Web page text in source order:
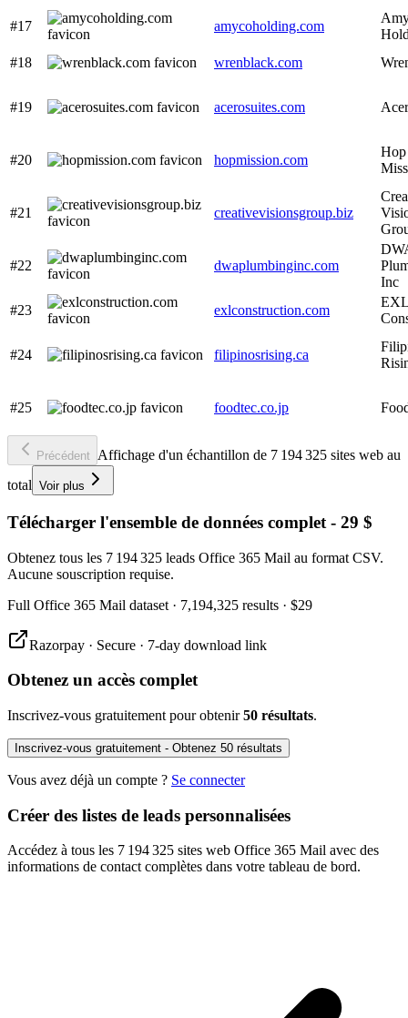
#17 amycoholding.com
#18
wrenblack.com
#19 acerosuites.com
#20 hopmission.com
Hop
#21 creativevisionsgroup.biz
#22 dwaplumbinginc.com
Inc
#23
exlconstruction.com
EXL
#24 filipinosrising.ca
#25 foodtec.co.jp
Précédent Affichage d'un échantillon de 7 194 325 sites web au
total Voir plus
Télécharger l'ensemble de données complet - 29 $
Obtenez tous les 7 194 325 leads Office 365 Mail au format CSV.
Aucune souscription requise.
Full Office 365 Mail dataset · 7,194,325 results · $29
Razorpay · Secure · 7-day download link
Obtenez un accès complet
Inscrivez-vous gratuitement pour obtenir50 résultats.
Inscrivez-vous gratuitement - Obtenez 50 résultats
Vous avez déjà un compte ? Se connecter
Créer des listes de leads personnalisées
Accédez à tous les 7 194 325 sites web Office 365 Mail avec des
informations de contact complètes dans votre tableau de bord.